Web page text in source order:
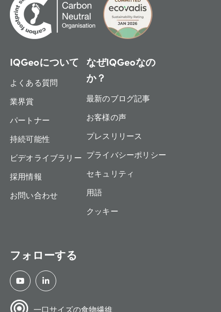
IQGeoについて
よくある質問
業界賞
パートナー
持続可能性
ビデオライブラリー
採用情報
お問い合わせ
なぜIQGeoなの
か？
最新のブログ記事
お客様の声
プレスリリース
プライバシーポリシー
セキュリティ
用語
クッキー
フォローする
一口サイズの食物繊維